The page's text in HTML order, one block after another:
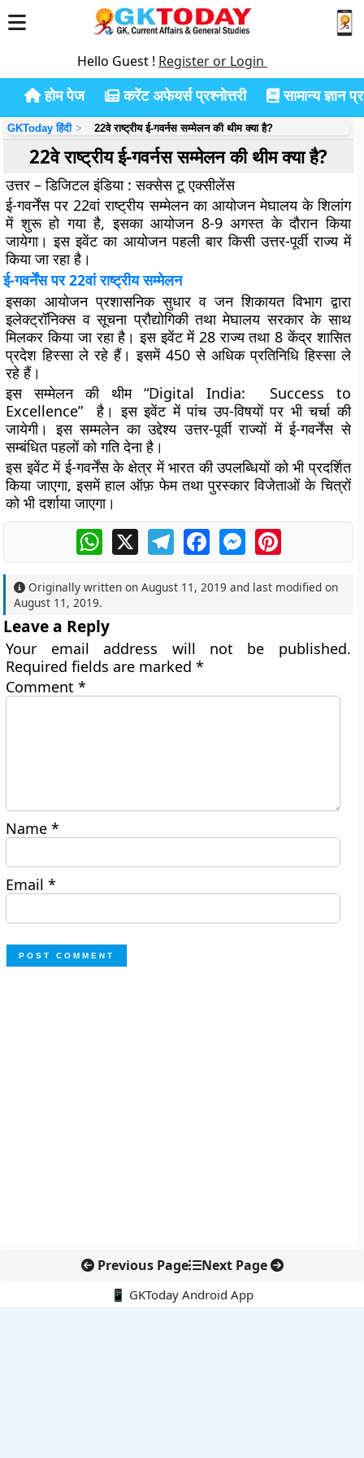
Hello Guest ! Register or Login
होम पेज करेंट अफेयर्स प्रश्नोत्तरी सामान्य ज्ञान
GKToday हिंदी 22वे राष्ट्रीय ई-गवर्नस सम्मेलन की थीम क्या है?
22वे राष्ट्रीय ई-गवर्नस सम्मेलन की थीम क्या है?
उत्तर – डिजिटल इंडिया : सक्सेस टू एक्सीलेंस
ई-गवर्नेंस पर 22वां राष्ट्रीय सम्मेलन का आयोजन मेघालय के शिलांग
में शुरू हो गया है, इसका आयोजन 8-9 अगस्त के दौरान किया
जायेगा। इस इवेंट का आयोजन पहली बार किसी उत्तर-पूर्वी राज्य में
किया जा रहा है।
ई-गवर्नेंस पर 22वां राष्ट्रीय सम्मेलन
इसका आयोजन प्रशासनिक सुधार व जन शिकायत विभाग द्वारा
इलेक्ट्रॉनिक्स व सूचना प्रौद्योगिकी तथा मेघालय सरकार के साथ
मिलकर किया जा रहा है। इस इवेंट में 28 राज्य तथा 8 केंद्र शासित
प्रदेश हिस्सा ले रहे हैं। इसमें 450 से अधिक प्रतिनिधि हिस्सा ले
रहे हैं।
इस सम्मेलन की थीम “Digital India: Success to
Excellence” है। इस इवेंट में पांच उप-विषयों पर भी चर्चा की
जायेगी। इस सम्मलेन का उद्देश्य उत्तर-पूर्वी राज्यों में ई-गवर्नेंस से
सम्बंधित पहलों को गति देना है।
इस इवेंट में ई-गवर्नेंस के क्षेत्र में भारत की उपलब्धियों को भी प्रदर्शित
किया जाएगा, इसमें हाल ऑफ़ फेम तथा पुरस्कार विजेताओं के चित्रों
को भी दर्शाया जाएगा।
WhatsApp
X TelegramFacebookMessengerPinterest
Originally written onAugust 11, 2019 and last modified on
August 11, 2019.
Leave a Reply
Your email address will not be published.
Required fields are marked*
Comment*
Name*
Email*
Previous Page Next Page
📱 GKToday Android App